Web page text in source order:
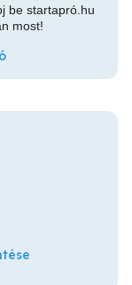
be startapró.hu
most!